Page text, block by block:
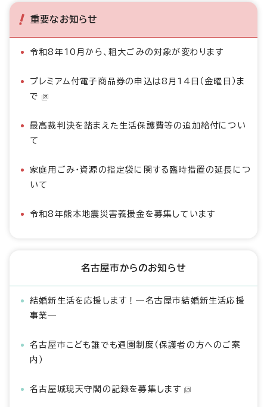
重要なお知らせ
令和8年10月から、粗大ごみの対象が変わります
プレミアム付電子商品券の申込は8月14日（金曜日）ま
で
最高裁判決を踏まえた生活保護費等の追加給付につい
て
家庭用ごみ・資源の指定袋に関する臨時措置の延長につ
いて
令和8年熊本地震災害義援金を募集しています
名古屋市からのお知らせ
結婚新生活を応援します！―名古屋市結婚新生活応援
事業―
名古屋市こども誰でも通園制度（保護者の方へのご案
内）
名古屋城現天守閣の記録を募集します